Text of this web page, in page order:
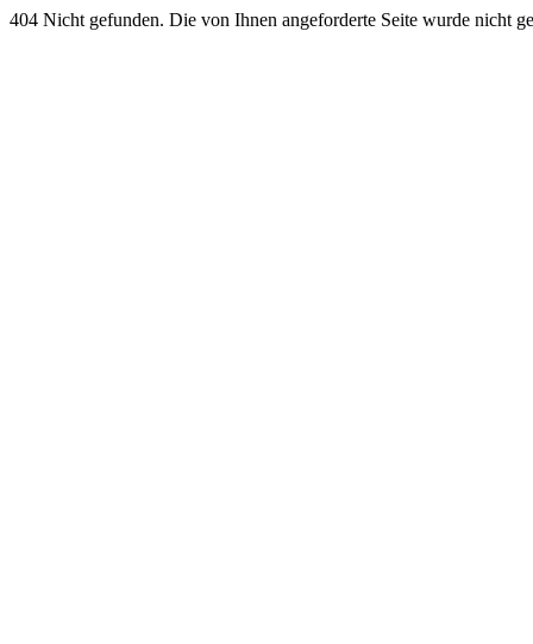
404 Nicht gefunden. Die von Ihnen angeforderte Seite wurde nicht